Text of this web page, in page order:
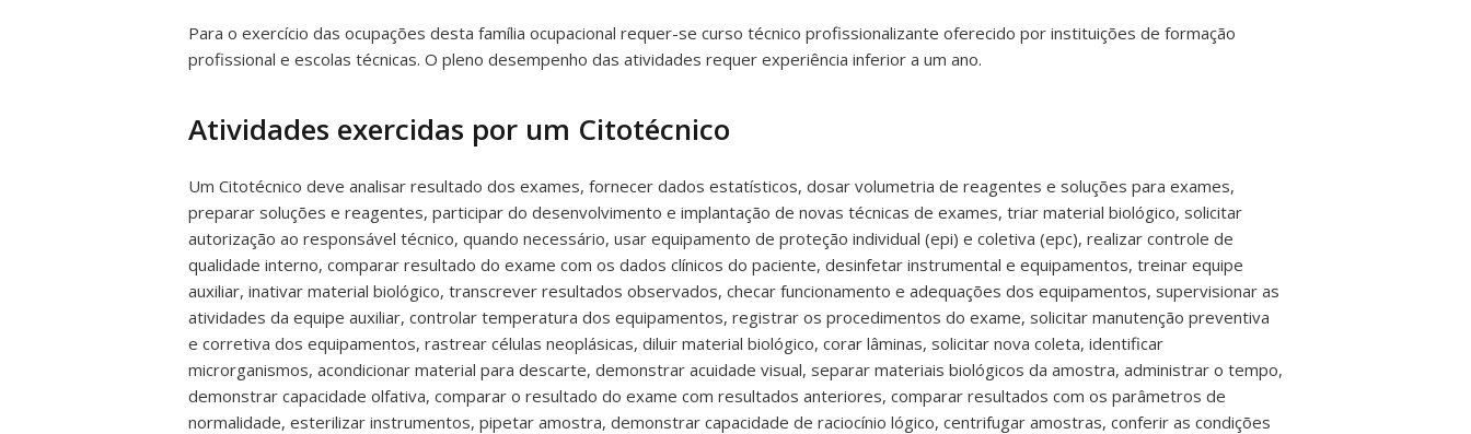
Para o exercício das ocupações desta família ocupacional requer-se curso técnico profissionalizante oferecido por instituições de formação
profissional e escolas técnicas. O pleno desempenho das atividades requer experiência inferior a um ano.
Atividades exercidas por um Citotécnico
Um Citotécnico deve analisar resultado dos exames, fornecer dados estatísticos, dosar volumetria de reagentes e soluções para exames,
preparar soluções e reagentes, participar do desenvolvimento e implantação de novas técnicas de exames, triar material biológico, solicitar
autorização ao responsável técnico, quando necessário, usar equipamento de proteção individual (epi) e coletiva (epc), realizar controle de
qualidade interno, comparar resultado do exame com os dados clínicos do paciente, desinfetar instrumental e equipamentos, treinar equipe
auxiliar, inativar material biológico, transcrever resultados observados, checar funcionamento e adequações dos equipamentos, supervisionar as
atividades da equipe auxiliar, controlar temperatura dos equipamentos, registrar os procedimentos do exame, solicitar manutenção preventiva
e corretiva dos equipamentos, rastrear células neoplásicas, diluir material biológico, corar lâminas, solicitar nova coleta, identificar
microrganismos, acondicionar material para descarte, demonstrar acuidade visual, separar materiais biológicos da amostra, administrar o tempo,
demonstrar capacidade olfativa, comparar o resultado do exame com resultados anteriores, comparar resultados com os parâmetros de
normalidade, esterilizar instrumentos, pipetar amostra, demonstrar capacidade de raciocínio lógico, centrifugar amostras, conferir as condições